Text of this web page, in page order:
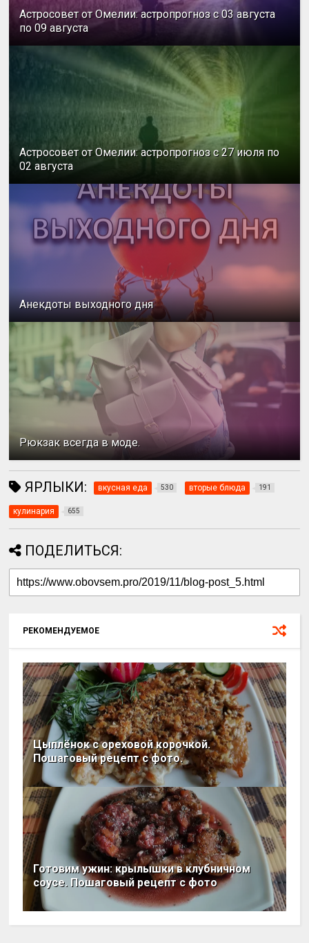
Астросовет от Омелии: астропрогноз с 03 августа
по 09 августа
Астросовет от Омелии: астропрогноз с 27 июля по
02 августа
Анекдоты выходного дня
Рюкзак всегда в моде.
ЯРЛЫКИ: вкусная еда 530 вторые блюда 191
кулинария 655
ПОДЕЛИТЬСЯ:
РЕКОМЕНДУЕМОЕ
Цыплёнок с ореховой корочкой.
Пошаговый рецепт с фото.
Готовим ужин: крылышки в клубничном
соусе. Пошаговый рецепт с фото